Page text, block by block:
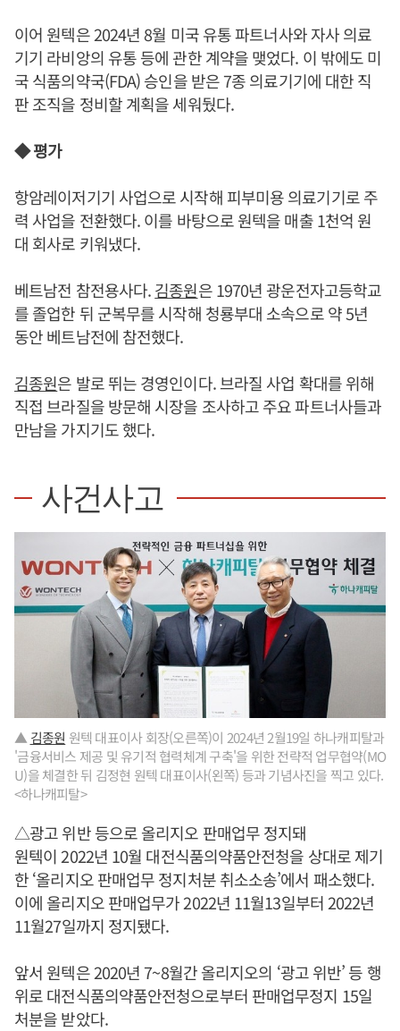
이어 원텍은 2024년 8월 미국 유통 파트너사와 자사 의료
기기 라비앙의 유통 등에 관한 계약을 맺었다. 이 밖에도 미
국 식품의약국(FDA) 승인을 받은 7종 의료기기에 대한 직
판 조직을 정비할 계획을 세워뒀다.
◆ 평가
항암레이저기기 사업으로 시작해 피부미용 의료기기로 주
력 사업을 전환했다. 이를 바탕으로 원텍을 매출 1천억 원
대 회사로 키워냈다.
베트남전 참전용사다.김종원은 1970년 광운전자고등학교
를 졸업한 뒤 군복무를 시작해 청룡부대 소속으로 약 5년
동안 베트남전에 참전했다.
김종원은 발로 뛰는 경영인이다. 브라질 사업 확대를 위해
직접 브라질을 방문해 시장을 조사하고 주요 파트너사들과
만남을 가지기도 했다.
사건사고
▲ 김종원 원텍 대표이사 회장(오른쪽)이 2024년 2월19일 하나캐피탈과
'금융서비스 제공 및 유기적 협력체계 구축'을 위한 전략적 업무협약(MO
U)을 체결한 뒤 김정현 원텍 대표이사(왼쪽) 등과 기념사진을 찍고 있다.
<하나캐피탈>
△광고 위반 등으로 올리지오 판매업무 정지돼
원텍이 2022년 10월 대전식품의약품안전청을 상대로 제기
한 ‘올리지오 판매업무 정지처분 취소소송’에서 패소했다.
이에 올리지오 판매업무가 2022년 11월13일부터 2022년
11월27일까지 정지됐다.
앞서 원텍은 2020년 7~8월간 올리지오의 ‘광고 위반’ 등 행
위로 대전식품의약품안전청으로부터 판매업무정지 15일
처분을 받았다.